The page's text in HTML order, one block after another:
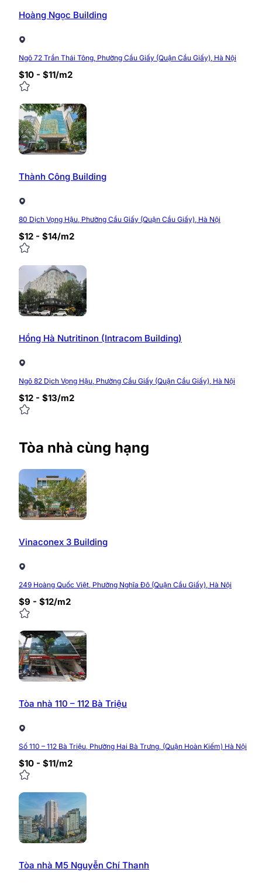
Hoàng Ngọc Building
Ngõ 72 Trần Thái Tông, Phường Cầu Giấy (Quận Cầu Giấy), Hà Nội
$10 - $11/m2
Thành Công Building
80 Dịch Vọng Hậu, Phường Cầu Giấy (Quận Cầu Giấy), Hà Nội
$12 - $14/m2
Hồng Hà Nutritinon (Intracom Building)
Ngõ 82 Dịch Vọng Hậu, Phường Cầu Giấy (Quận Cầu Giấy), Hà Nội
$12 - $13/m2
Tòa nhà cùng hạng
Vinaconex 3 Building
249 Hoàng Quốc Việt, Phường Nghĩa Đô (Quận Cầu Giấy), Hà Nội
$9 - $12/m2
Tòa nhà 110 – 112 Bà Triệu
Số 110 – 112 Bà Triệu, Phường Hai Bà Trưng, (Quận Hoàn Kiếm) Hà Nội
$10 - $11/m2
Tòa nhà M5 Nguyễn Chí Thanh